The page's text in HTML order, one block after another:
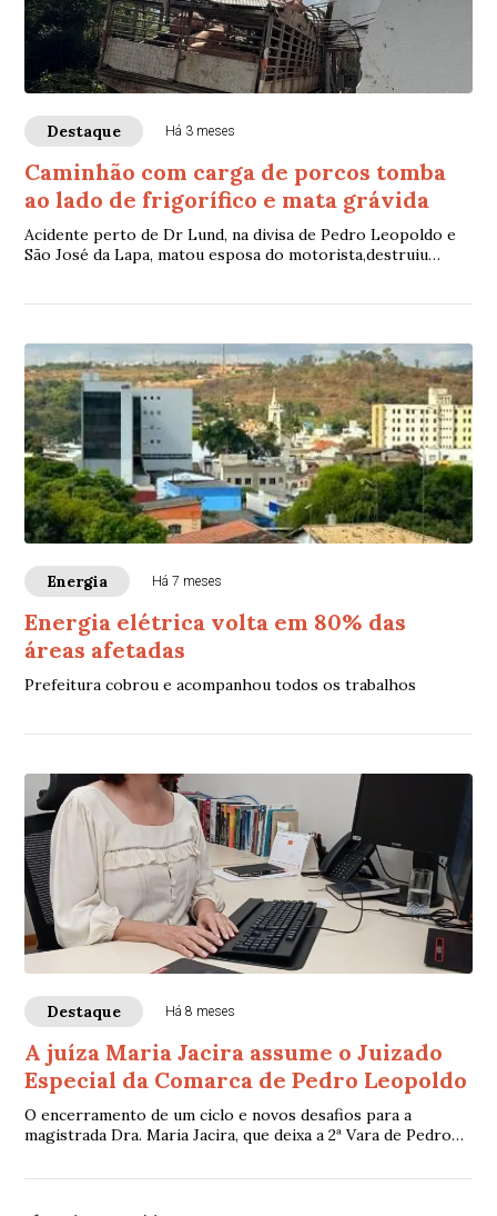
Destaque Há 3 meses
Caminhão com carga de porcos tomba
ao lado de frigorífico e mata grávida
Acidente perto de Dr Lund, na divisa de Pedro Leopoldo e
São José da Lapa, matou esposa do motorista,destruiu
Energia Há 7 meses
Energia elétrica volta em 80% das
áreas afetadas
Prefeitura cobrou e acompanhou todos os trabalhos
Destaque Há 8 meses
A juíza Maria Jacira assume o Juizado
Especial da Comarca de Pedro Leopoldo
O encerramento de um ciclo e novos desafios para a
magistrada Dra. Maria Jacira, que deixa a 2ª Vara de Pedro